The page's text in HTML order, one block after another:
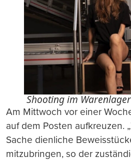
Shooting im
Am Mittwoch vor einer
auf dem Posten aufkreuzen.
Sache dienliche
mitzubringen, so der